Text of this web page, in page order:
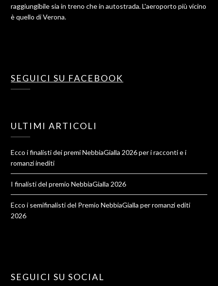
raggiungibile sia in treno che in autostrada. L'aeroporto più vicino
è quello di Verona.
SEGUICI SU FACEBOOK
ULTIMI ARTICOLI
Ecco i finalisti dei premi NebbiaGialla 2026 per i racconti e i
romanzi inediti
I finalisti del premio NebbiaGialla 2026
Ecco i semifinalisti del Premio NebbiaGialla per romanzi editi
2026
SEGUICI SU SOCIAL